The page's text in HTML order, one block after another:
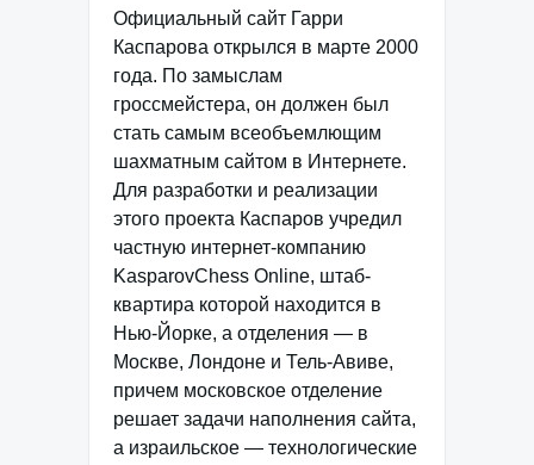
Официальный сайт Гарри
Каспарова открылся в марте 2000
года. По замыслам
гроссмейстера, он должен был
стать самым всеобъемлющим
шахматным сайтом в Интернете.
Для разработки и реализации
этого проекта Каспаров учредил
частную интернет-компанию
KasparovChess Online, штаб-
квартира которой находится в
Нью-Йорке, а отделения — в
Москве, Лондоне и Тель-Авиве,
причем московское отделение
решает задачи наполнения сайта,
а израильское — технологические